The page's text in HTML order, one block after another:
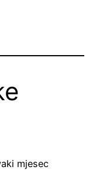
mjesec